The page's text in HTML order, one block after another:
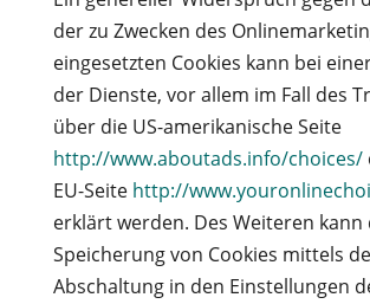
der zu Zwecken des
eingesetzten Cookies kann bei
der Dienste, vor allem im Fall des
über die US-amerikanische Seite
http://www.aboutads.info/choices/
EU-Seite http://
erklärt werden. Des Weiteren kann
Speicherung von Cookies mittels
Abschaltung in den Einstellungen